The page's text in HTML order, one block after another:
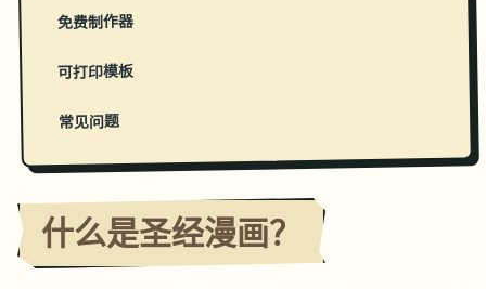
免费制作器
可打印模板
常见问题
什么是圣经漫画？